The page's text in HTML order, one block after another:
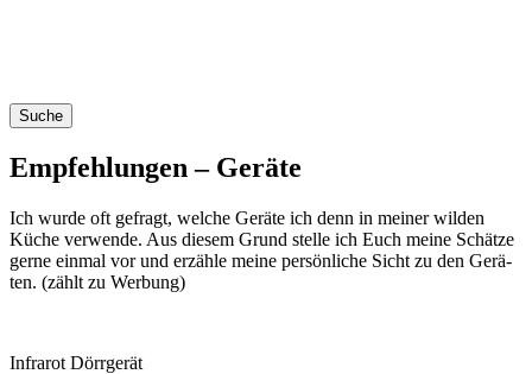
Suche
Empfehlungen – Geräte
Ich wur­de oft gefragt, wel­che Gerä­te ich denn in mei­ner wil­den
Küche ver­wen­de. Aus die­sem Grund stel­le ich Euch mei­ne Schät­ze
ger­ne ein­mal vor und erzäh­le mei­ne per­sön­li­che Sicht zu den Gerä­
ten. (zählt zu Werbung)
Infra­rot Dörrgerät